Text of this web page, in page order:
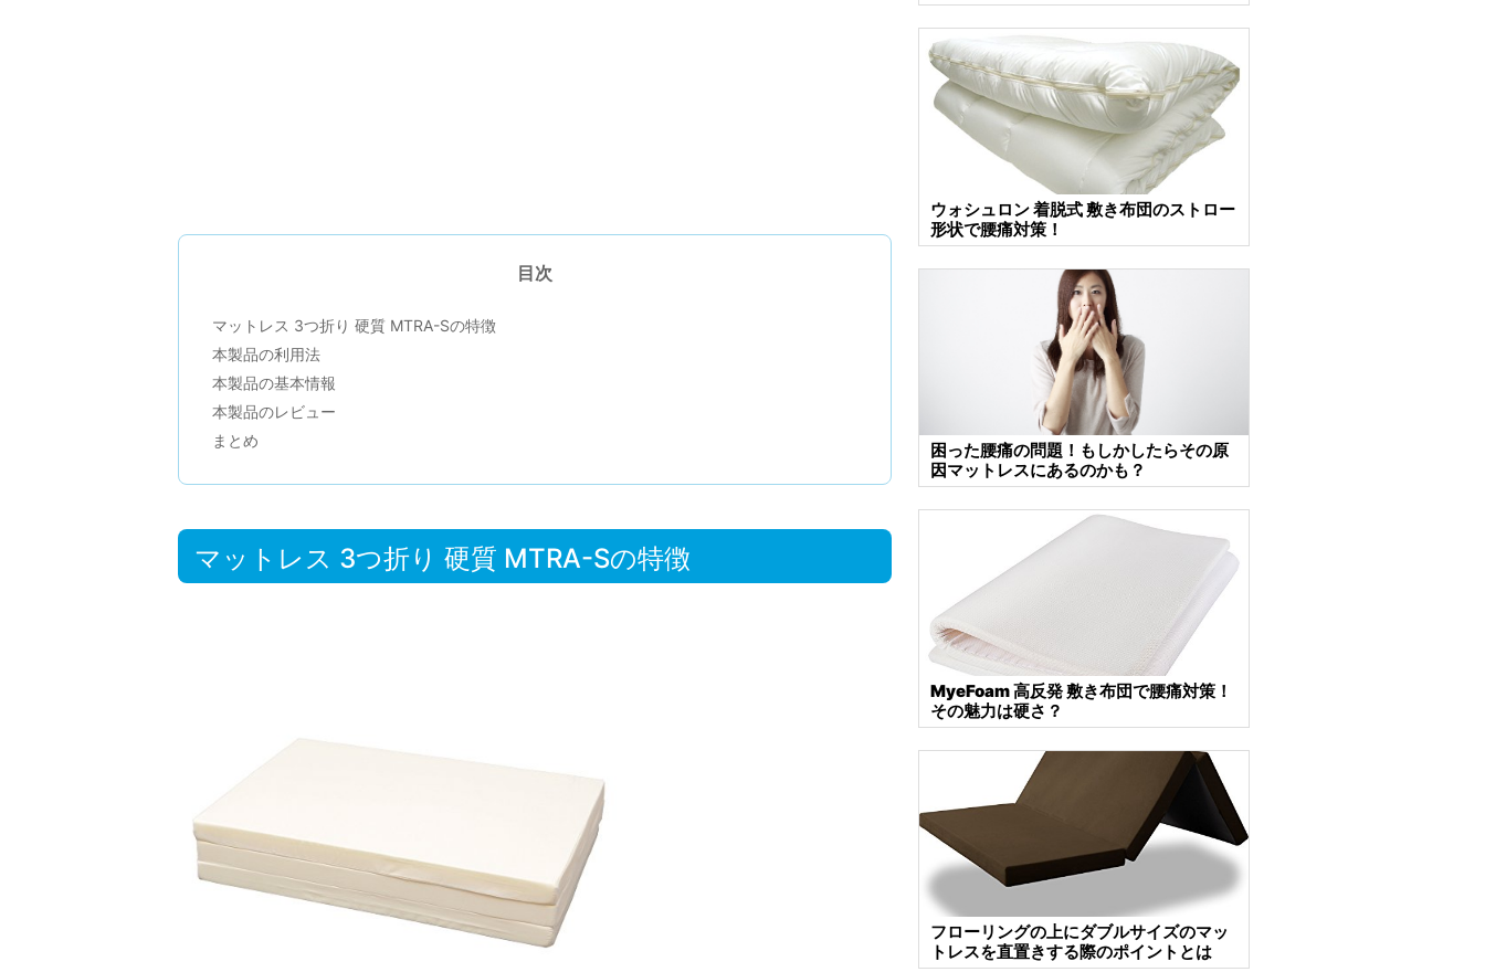
目次
マットレス 3つ折り 硬質 MTRA-Sの特徴
本製品の利用法
本製品の基本情報
本製品のレビュー
まとめ
マットレス 3つ折り 硬質 MTRA-Sの特徴
ウォシュロン 着脱式 敷き布団のストロー
形状で腰痛対策！
困った腰痛の問題！もしかしたらその原
因マットレスにあるのかも？
MyeFoam 高反発 敷き布団で腰痛対策！
その魅力は硬さ？
フローリングの上にダブルサイズのマッ
トレスを直置きする際のポイントとは